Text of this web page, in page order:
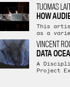
TUOMAS
HOW
This
as a
VINCENT
DATA
A
Project